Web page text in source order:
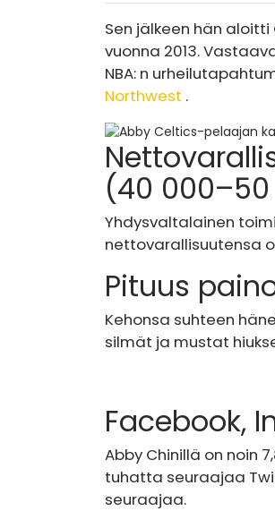
Sen jälkeen hän
vuonna 2013.
NBA: n
Northwest .
(40
Yhdysvaltalainen
nettovarallisuutensa
Pituus
Kehonsa suhteen
silmät ja mustat
Facebook,
Abby Chinillä on noin
tuhatta seuraajaa
seuraajaa.